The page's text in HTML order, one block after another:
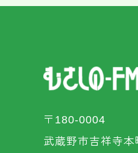
〒180-0004
武蔵野市吉祥寺